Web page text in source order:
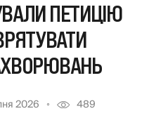
ПЕТИЦІЮ
2026 489